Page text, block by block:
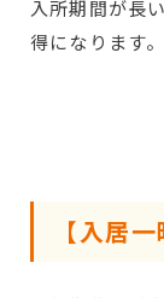
入所期間が長
得になります。
【入居